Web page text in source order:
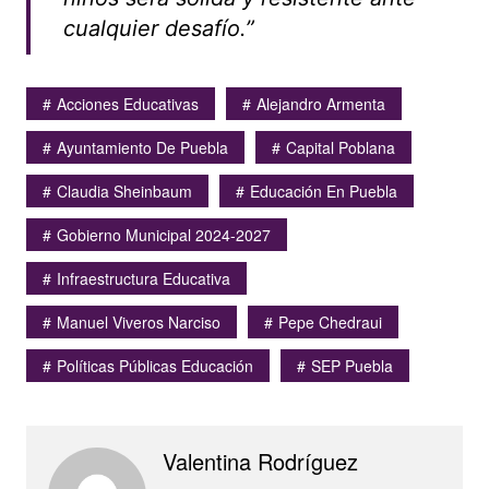
cualquier desafío.”
Acciones Educativas
Alejandro Armenta
Ayuntamiento De Puebla
Capital Poblana
Claudia Sheinbaum
Educación En Puebla
Gobierno Municipal 2024-2027
Infraestructura Educativa
Manuel Viveros Narciso
Pepe Chedraui
Políticas Públicas Educación
SEP Puebla
Valentina Rodríguez